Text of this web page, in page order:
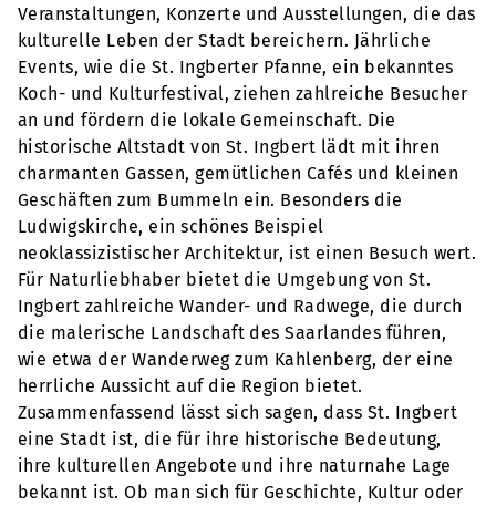
Veranstaltungen, Konzerte und Ausstellungen, die das
kulturelle Leben der Stadt bereichern. Jährliche
Events, wie die St. Ingberter Pfanne, ein bekanntes
Koch- und Kulturfestival, ziehen zahlreiche Besucher
an und fördern die lokale Gemeinschaft. Die
historische Altstadt von St. Ingbert lädt mit ihren
charmanten Gassen, gemütlichen Cafés und kleinen
Geschäften zum Bummeln ein. Besonders die
Ludwigskirche, ein schönes Beispiel
neoklassizistischer Architektur, ist einen Besuch wert.
Für Naturliebhaber bietet die Umgebung von St.
Ingbert zahlreiche Wander- und Radwege, die durch
die malerische Landschaft des Saarlandes führen,
wie etwa der Wanderweg zum Kahlenberg, der eine
herrliche Aussicht auf die Region bietet.
Zusammenfassend lässt sich sagen, dass St. Ingbert
eine Stadt ist, die für ihre historische Bedeutung,
ihre kulturellen Angebote und ihre naturnahe Lage
bekannt ist. Ob man sich für Geschichte, Kultur oder